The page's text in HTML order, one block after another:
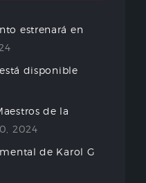
estrenará en
disponible
de la
2024
de Karol G